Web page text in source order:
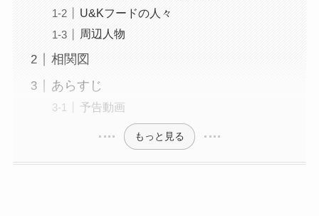
U&Kフードの人々
周辺人物
相関図
あらすじ
予告動画
もっと見る